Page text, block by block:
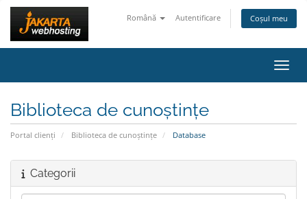
Română Autentificare Coșul meu
Biblioteca de cunoștințe
Portal clienți Biblioteca de cunoștințe Database
Categorii